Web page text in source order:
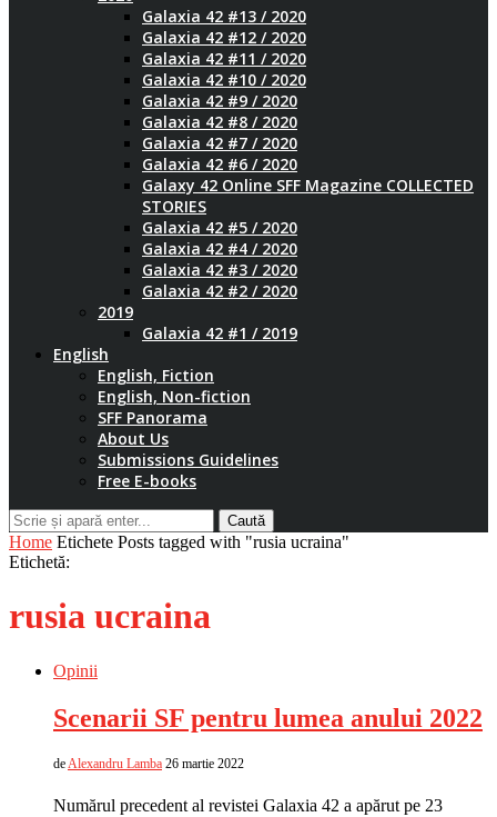
Galaxia 42 #13 / 2020
Galaxia 42 #12 / 2020
Galaxia 42 #11 / 2020
Galaxia 42 #10 / 2020
Galaxia 42 #9 / 2020
Galaxia 42 #8 / 2020
Galaxia 42 #7 / 2020
Galaxia 42 #6 / 2020
Galaxy 42 Online SFF Magazine COLLECTED
STORIES
Galaxia 42 #5 / 2020
Galaxia 42 #4 / 2020
Galaxia 42 #3 / 2020
Galaxia 42 #2 / 2020
2019
Galaxia 42 #1 / 2019
English
English, Fiction
English, Non-fiction
SFF Panorama
About Us
Submissions Guidelines
Free E-books
Caută
Home Etichete Posts tagged with "rusia ucraina"
Etichetă:
rusia ucraina
Opinii
Scenarii SF pentru lumea anului 2022
de Alexandru Lamba 26 martie 2022
Numărul precedent al revistei Galaxia 42 a apărut pe 23